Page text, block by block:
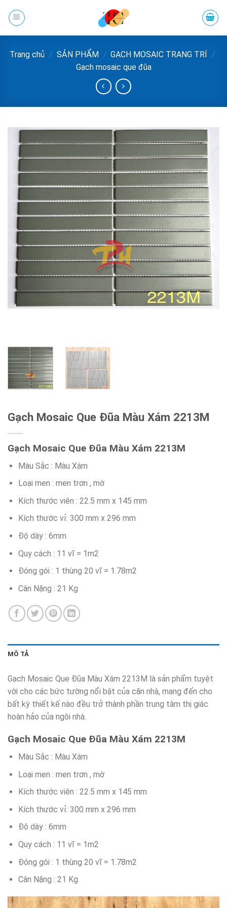
đến
dungTrang chủ / SẢN PHẨM / GẠCH MOSAIC TRANG TRÍ /
Gạch mosaic que đũa
Gạch Mosaic Que Đũa Màu Xám 2213M
Gạch Mosaic Que Đũa Màu Xám 2213M
Màu Sắc : Màu Xám
Loại men : men trơn , mờ
Kích thước viên : 22.5 mm x 145 mm
Kích thước vỉ: 300 mm x 296 mm
Độ dày : 6mm
Quy cách : 11 vĩ = 1m2
Đóng gói : 1 thùng 20 vĩ = 1.78m2
Cân Nặng : 21 Kg
MÔ TẢ
Gạch Mosaic Que Đũa Màu Xám 2213M là sản phẩm tuyệt
vời cho các bức tường nổi bật của căn nhà, mang đến cho
bất kỳ thiết kế nào đều trở thành phần trung tâm thị giác
hoàn hảo của ngôi nhà.
Gạch Mosaic Que Đũa Màu Xám 2213M
Màu Sắc : Màu Xám
Loại men : men trơn , mờ
Kích thước viên : 22.5 mm x 145 mm
Kích thước vỉ: 300 mm x 296 mm
Độ dày : 6mm
Quy cách : 11 vĩ = 1m2
Đóng gói : 1 thùng 20 vĩ = 1.78m2
Cân Nặng : 21 Kg